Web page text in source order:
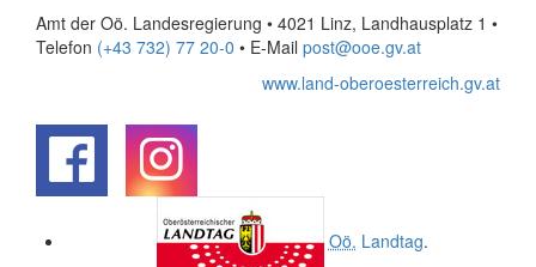
Amt der Oö. Landesregierung • 4021 Linz, Landhausplatz 1 •
Telefon (+43 732) 77 20-0 • E-Mail post@ooe.gv.at
www.land-oberoesterreich.gv.at
Oö. Landtag.